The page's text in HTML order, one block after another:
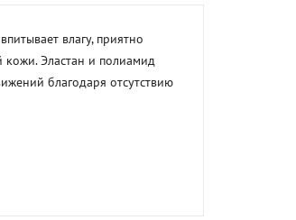
влагу, приятно
кожи. Эластан и полиамид
благодаря отсутствию